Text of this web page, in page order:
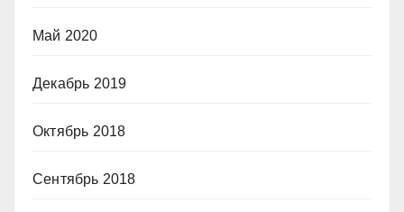
Май 2020
Декабрь 2019
Октябрь 2018
Сентябрь 2018